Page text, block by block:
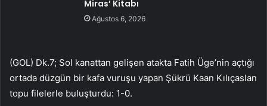
Miras’ Kitabı
Ağustos 6, 2026
(GOL) Dk.7; Sol kanattan gelişen atakta Fatih Üge’nin açtığı
ortada düzgün bir kafa vuruşu yapan Şükrü Kaan Kılıçaslan
topu filelerle buluşturdu: 1-0.